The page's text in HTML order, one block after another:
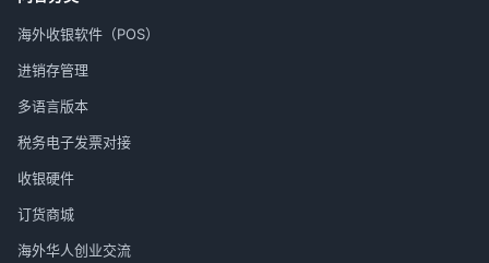
海外收银软件（POS）
进销存管理
多语言版本
税务电子发票对接
收银硬件
订货商城
海外华人创业交流